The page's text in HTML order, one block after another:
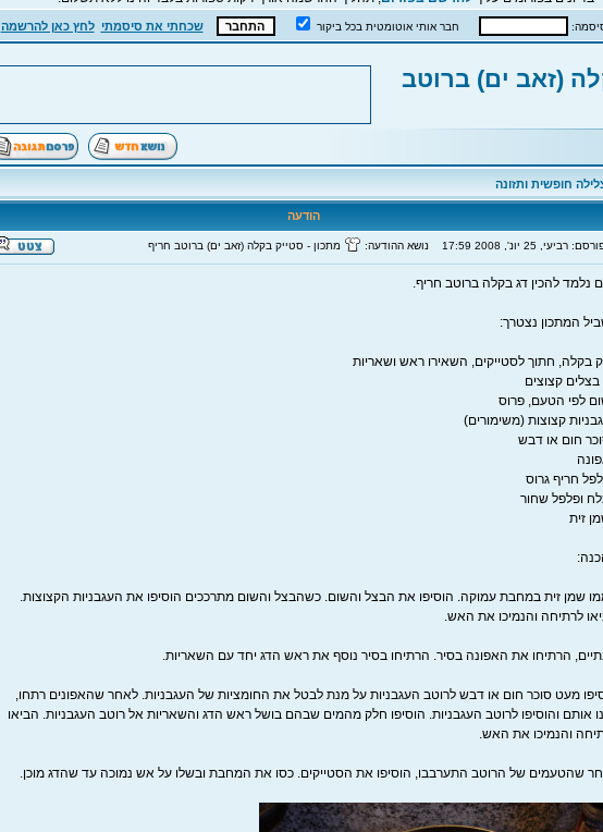
חבר אותי אוטומטית בכל ביקור שכחתי את סיסמתי לחץ כאן להרשמה
(זאב ים) ברוטב
חופשית ותזונה
הודעה
רביעי, 25 יונ', 2008 17:59 נושא ההודעה: מתכון - סטייק בקלה (זאב ים) ברוטב חריף
נלמד להכין דג בקלה ברוטב חריף.
המתכון נצטרך:
בקלה, חתוך לסטייקים, השאירו ראש ושאריות
לפי הטעם, פרוס
קצוצות (משימורים)
חום או דבש
חריף גרוס
ופלפל שחור
זית
שמן זית במחבת עמוקה. הוסיפו את הבצל והשום. כשהבצל והשום מתרככים הוסיפו את העגבניות הקצוצות.
לרתיחה והנמיכו את האש.
הרתיחו את האפונה בסיר. הרתיחו בסיר נוסף את ראש הדג יחד עם השאריות.
מעט סוכר חום או דבש לרוטב העגבניות על מנת לבטל את החומציות של העגבניות. לאחר שהאפונים רתחו,
אותם והוסיפו לרוטב העגבניות. הוסיפו חלק מהמים שבהם בושל ראש הדג והשאריות אל רוטב העגבניות. הביאו
והנמיכו את האש.
שהטעמים של הרוטב התערבבו, הוסיפו את הסטייקים. כסו את המחבת ובשלו על אש נמוכה עד שהדג מוכן.